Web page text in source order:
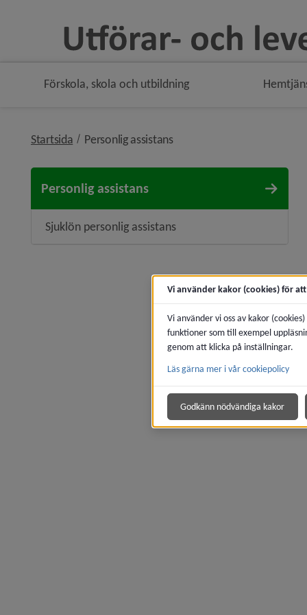
Förskola, skola och utbildning
Startsida Personlig assistansnivå i brödsmulenavigeringen
Personlig assistans
Sjuklön personlig assistans
Vi använder kakor (cookies) för
Vi använder vi oss av kakor
funktioner som till exempel
genom att klicka på inställningar.
Läs gärna mer i vår cookiepolicy
Godkänn nödvändiga kakor